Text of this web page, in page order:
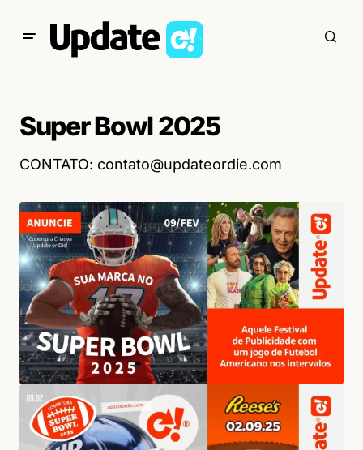
Super Bowl 2025
CONTATO: contato@updateordie.com